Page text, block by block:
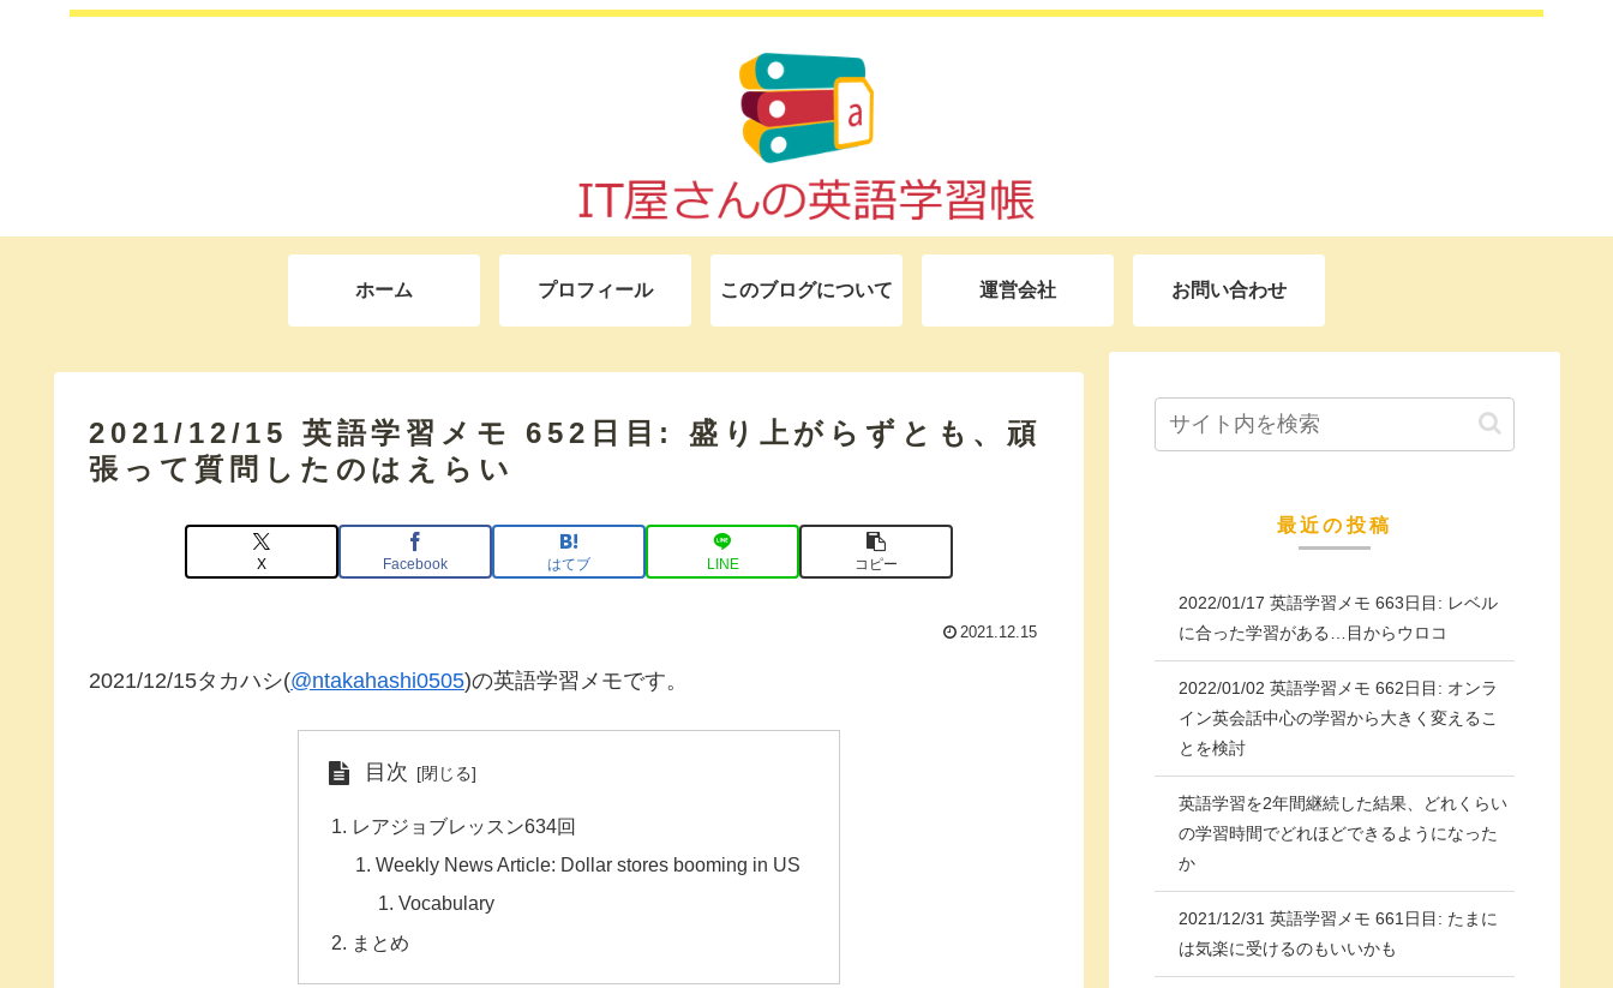
ホーム プロフィール このブログについて 運営会社 お問い合わせ
2021/12/15 英語学習メモ 652日目: 盛り上がらずとも、頑
張って質問したのはえらい
X Facebook はてブ LINE コピー
2021.12.15
2021/12/15タカハシ(@ntakahashi0505)の英語学習メモです。
目次
レアジョブレッスン634回
Weekly News Article: Dollar stores booming in US
Vocabulary
まとめ
最近の投稿
2022/01/17 英語学習メモ 663日目: レベル
に合った学習がある…目からウロコ
2022/01/02 英語学習メモ 662日目: オンラ
イン英会話中心の学習から大きく変えるこ
とを検討
英語学習を2年間継続した結果、どれくらい
の学習時間でどれほどできるようになった
か
2021/12/31 英語学習メモ 661日目: たまに
は気楽に受けるのもいいかも